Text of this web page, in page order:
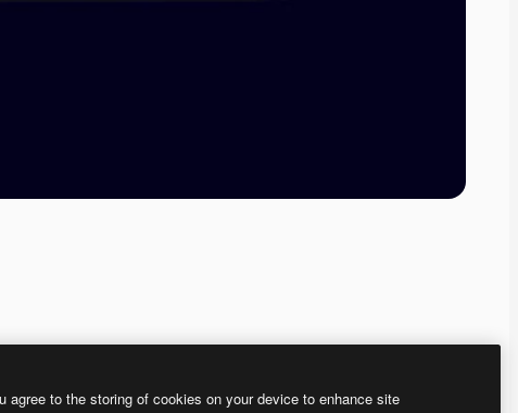
agree to the storing of cookies on your device to enhance site